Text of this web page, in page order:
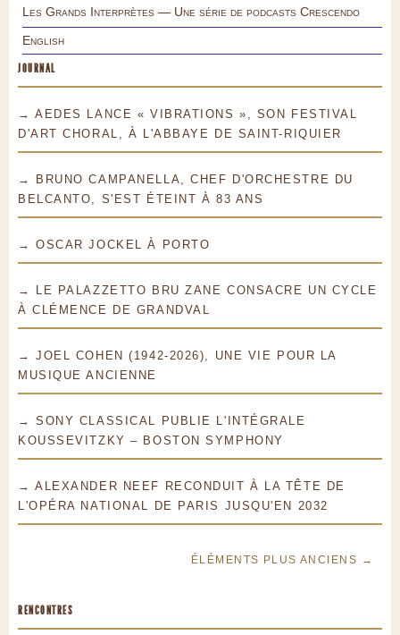
Les Grands Interprètes — Une série de podcasts Crescendo
English
JOURNAL
→ AEDES LANCE « VIBRATIONS », SON FESTIVAL
D'ART CHORAL, À L'ABBAYE DE SAINT-RIQUIER
→ BRUNO CAMPANELLA, CHEF D'ORCHESTRE DU
BELCANTO, S'EST ÉTEINT À 83 ANS
→ OSCAR JOCKEL À PORTO
→ LE PALAZZETTO BRU ZANE CONSACRE UN CYCLE
À CLÉMENCE DE GRANDVAL
→ JOEL COHEN (1942-2026), UNE VIE POUR LA
MUSIQUE ANCIENNE
→ SONY CLASSICAL PUBLIE L'INTÉGRALE
KOUSSEVITZKY – BOSTON SYMPHONY
→ ALEXANDER NEEF RECONDUIT À LA TÊTE DE
L'OPÉRA NATIONAL DE PARIS JUSQU'EN 2032
ÉLÉMENTS PLUS ANCIENS →
RENCONTRES